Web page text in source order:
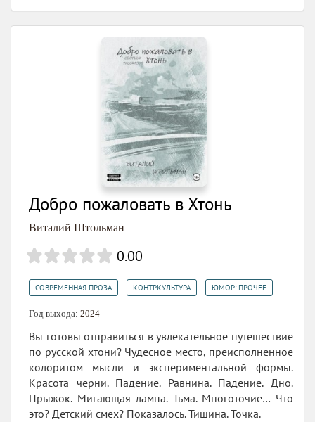
Добро пожаловать в Хтонь
Виталий Штольман
0.00
СОВРЕМЕННАЯ ПРОЗА КОНТРКУЛЬТУРА ЮМОР: ПРОЧЕЕ
Год выхода: 2024
Вы готовы отправиться в увлекательное путешествие
по русской хтони? Чудесное место, преисполненное
колоритом мысли и экспериментальной формы.
Красота черни. Падение. Равнина. Падение. Дно.
Прыжок. Мигающая лампа. Тьма. Многоточие… Что
это? Детский смех? Показалось. Тишина. Точка.